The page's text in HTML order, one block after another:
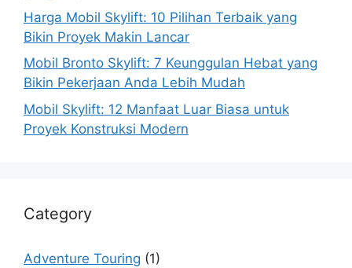
Harga Mobil Skylift: 10 Pilihan Terbaik yang
Bikin Proyek Makin Lancar
Mobil Bronto Skylift: 7 Keunggulan Hebat yang
Bikin Pekerjaan Anda Lebih Mudah
Mobil Skylift: 12 Manfaat Luar Biasa untuk
Proyek Konstruksi Modern
Category
Adventure Touring (1)